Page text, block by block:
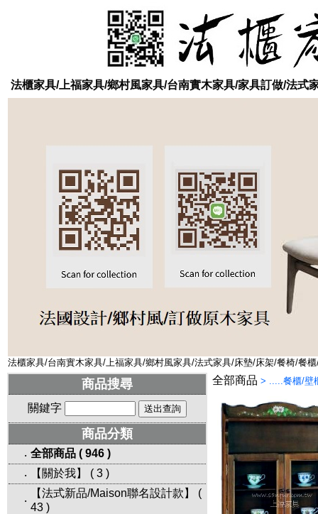
法櫃家具/上福家具/鄉村風家具/台南實木家具/家具訂做/法式
法櫃家具/台南實木家具/上福家具/鄉村風家具/法式家具/床墊/床架/餐椅/餐
商品搜尋
關鍵字
商品分類
‧ 全部商品 ( 946 )
‧
【關於我】 ( 3 )
‧
【法式新品/Maison聯名設計款】
(
43 )
全部商品 > .....餐櫃/壁